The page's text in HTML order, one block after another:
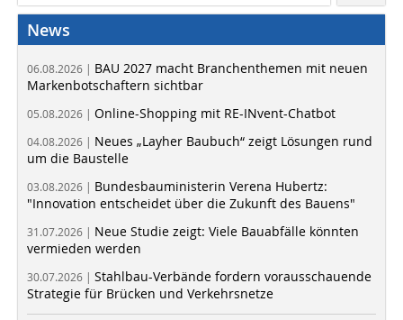
News
06.08.2026 | BAU 2027 macht Branchenthemen mit neuen
Markenbotschaftern sichtbar
05.08.2026 | Online-Shopping mit RE-INvent-Chatbot
04.08.2026 | Neues „Layher Baubuch“ zeigt Lösungen rund
um die Baustelle
03.08.2026 | Bundesbauministerin Verena Hubertz:
"Innovation entscheidet über die Zukunft des Bauens"
31.07.2026 | Neue Studie zeigt: Viele Bauabfälle könnten
vermieden werden
30.07.2026 | Stahlbau-Verbände fordern vorausschauende
Strategie für Brücken und Verkehrsnetze